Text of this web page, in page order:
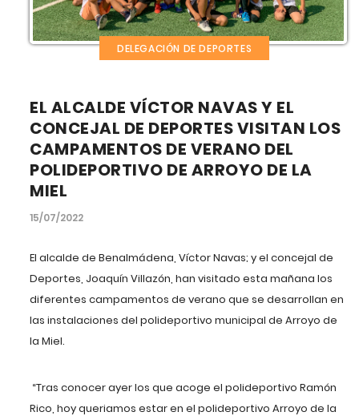
DELEGACIÓN DE DEPORTES
EL ALCALDE VÍCTOR NAVAS Y EL
CONCEJAL DE DEPORTES VISITAN LOS
CAMPAMENTOS DE VERANO DEL
POLIDEPORTIVO DE ARROYO DE LA
MIEL
15/07/2022
El alcalde de Benalmádena, Víctor Navas; y el concejal de
Deportes, Joaquín Villazón, han visitado esta mañana los
diferentes campamentos de verano que se desarrollan en
las instalaciones del polideportivo municipal de Arroyo de
la Miel.
“Tras conocer ayer los que acoge el polideportivo Ramón
Rico, hoy queriamos estar en el polideportivo Arroyo de la